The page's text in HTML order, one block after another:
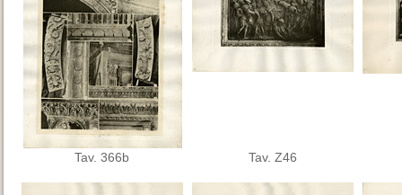
Tav. 366b Tav. Z46